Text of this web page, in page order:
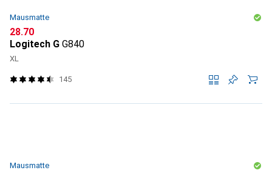
Mausmatte
CHF
28.70
Logitech G G840
XL
145
Mausmatte